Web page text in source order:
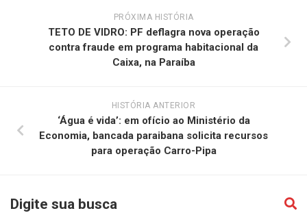
PRÓXIMA HISTÓRIA
TETO DE VIDRO: PF deflagra nova operação
contra fraude em programa habitacional da
Caixa, na Paraíba
HISTÓRIA ANTERIOR
‘Água é vida’: em ofício ao Ministério da
Economia, bancada paraibana solicita recursos
para operação Carro-Pipa
Digite sua busca